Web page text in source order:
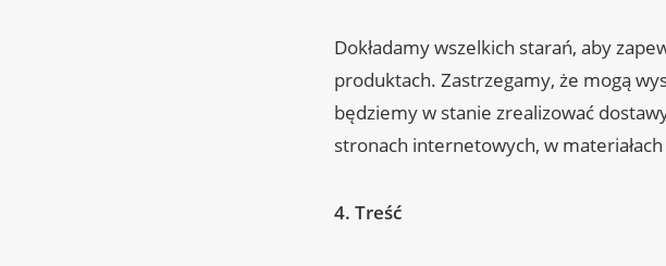
Dokładamy wszelkich starań, aby
produktach. Zastrzegamy, że mogą
będziemy w stanie zrealizować
stronach internetowych, w
4. Treść